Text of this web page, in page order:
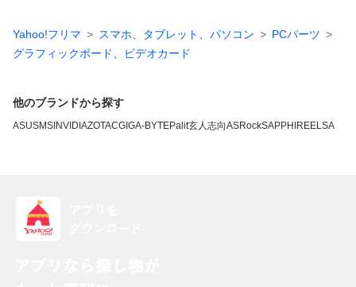
Yahoo!フリマ スマホ、タブレット、パソコン
PCパーツ
グラフィックボード、ビデオカード
他のブランドから探す
ASUSMSI NVIDIAZOTACGIGA-BYTEPalit玄人志向ASRockSAPPHIREELSA